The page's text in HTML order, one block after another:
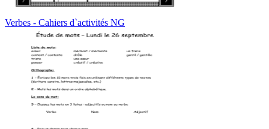
Verbes - Cahiers d`activités NG